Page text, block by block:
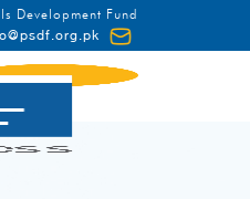
Development Fund